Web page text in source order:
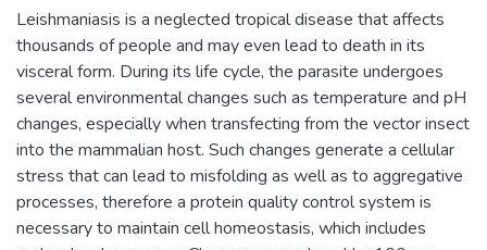
Leishmaniasis is a neglected tropical disease that affects
thousands of people and may even lead to death in its
visceral form. During its life cycle, the parasite undergoes
several environmental changes such as temperature and pH
changes, especially when transfecting from the vector insect
into the mammalian host. Such changes generate a cellular
stress that can lead to misfolding as well as to aggregative
processes, therefore a protein quality control system is
necessary to maintain cell homeostasis, which includes